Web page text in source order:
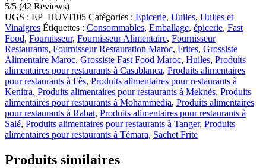
5/5 (42 Reviews)
UGS : EP_HUVI105 Catégories : Epicerie, Huiles, Huiles et
Vinaigres Étiquettes : Consommables, Emballage, épicerie, Fast
Food, Fournisseur, Fournisseur Alimentaire, Fournisseur
Restaurants, Fournisseur Restauration Maroc, Frites, Grossiste
Alimentaire Maroc, Grossiste Fast Food Maroc, Huiles, Produits
alimentaires pour restaurants à Casablanca, Produits alimentaires
pour restaurants à Fès, Produits alimentaires pour restaurants à
Kenitra, Produits alimentaires pour restaurants à Meknès, Produits
alimentaires pour restaurants à Mohammedia, Produits alimentaires
pour restaurants à Rabat, Produits alimentaires pour restaurants à
Salé, Produits alimentaires pour restaurants à Tanger, Produits
alimentaires pour restaurants à Témara, Sachet Frite
Produits similaires